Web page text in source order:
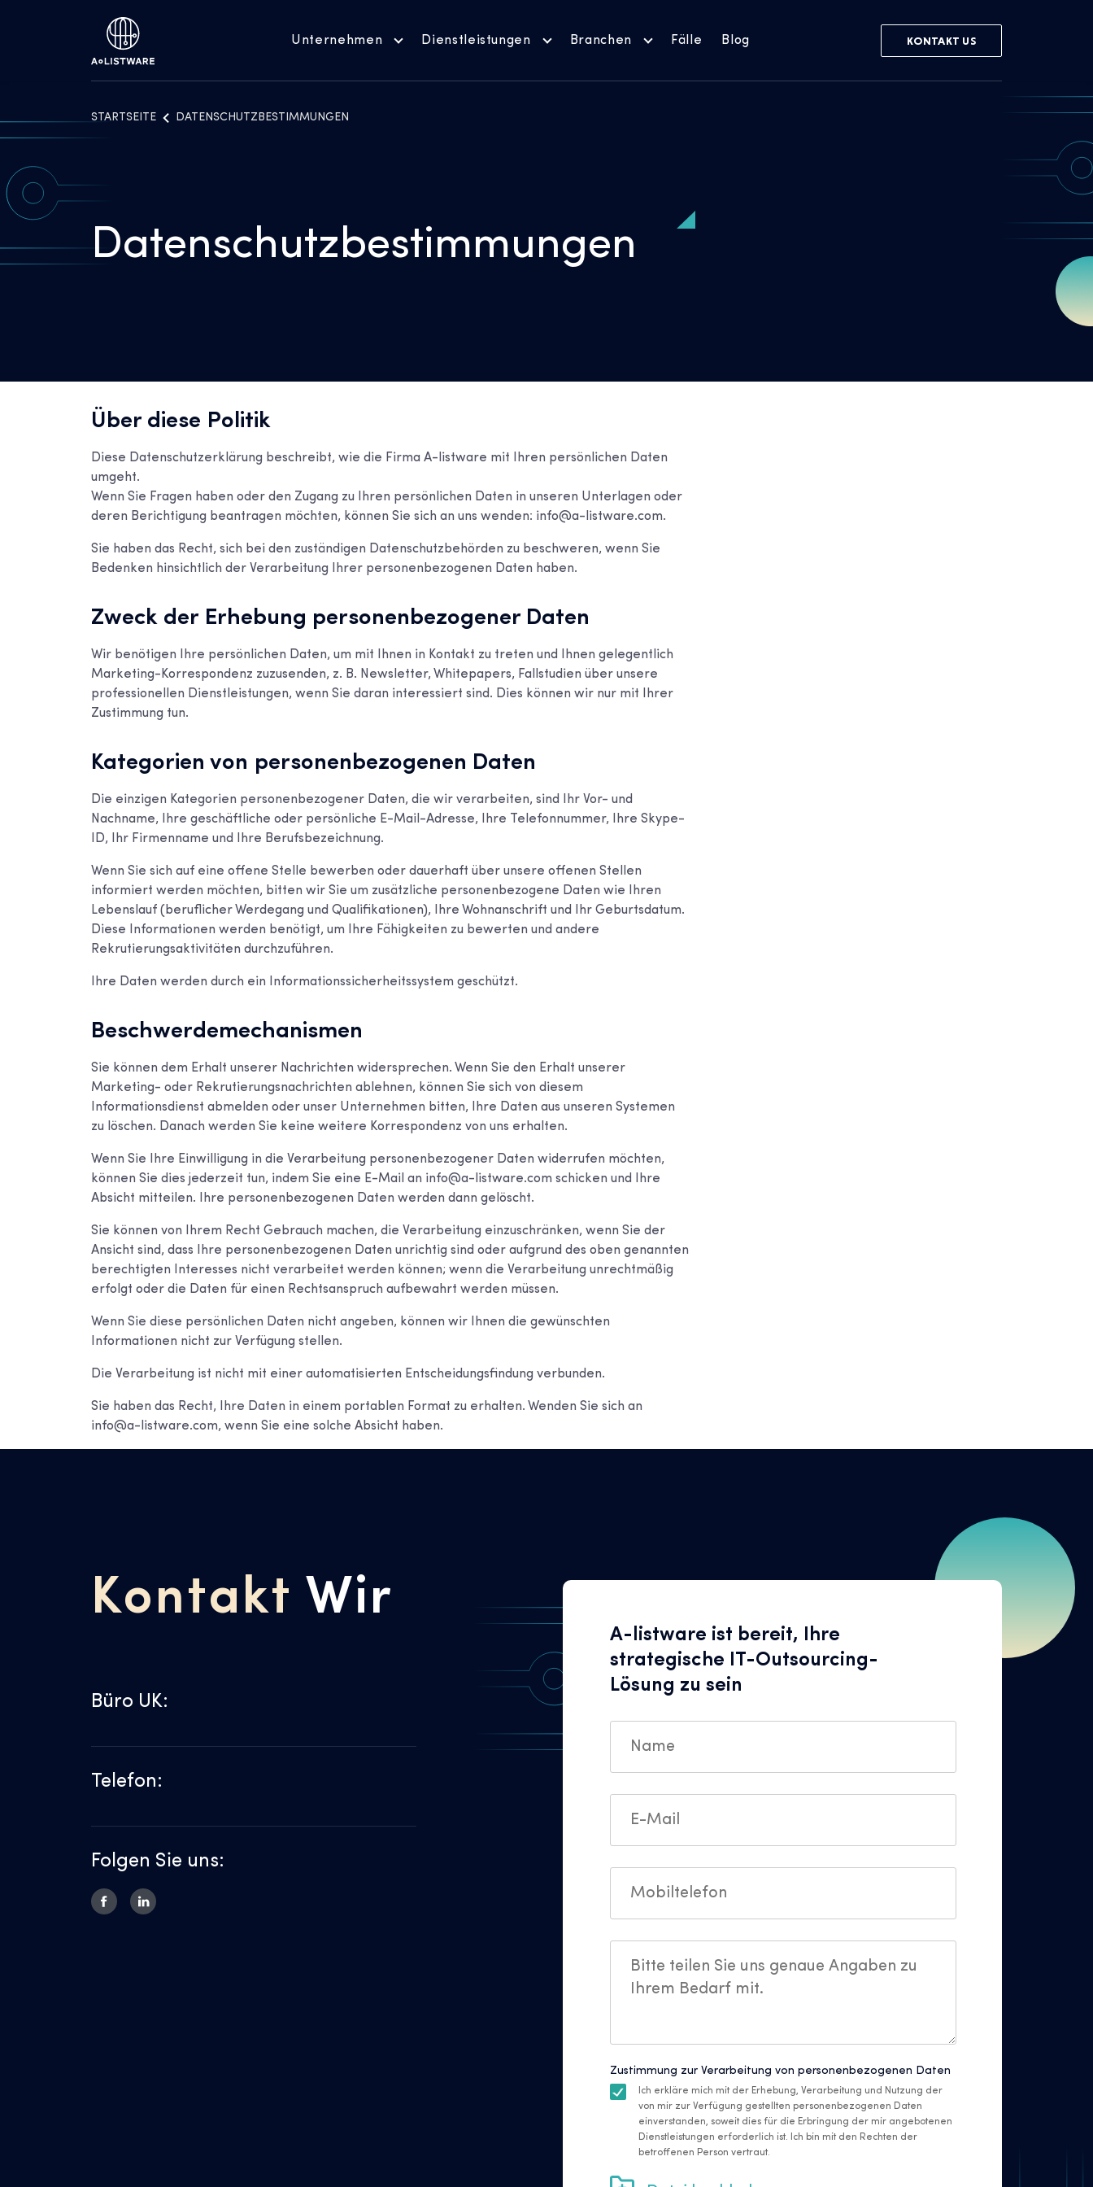
Unternehmen Dienstleistungen Branchen Fälle Blog KONTAKT US
STARTSEITE DATENSCHUTZBESTIMMUNGEN
Datenschutzbestimmungen
Über diese Politik
Diese Datenschutzerklärung beschreibt, wie die Firma A-listware mit Ihren persönlichen Daten
umgeht.
Wenn Sie Fragen haben oder den Zugang zu Ihren persönlichen Daten in unseren Unterlagen oder
deren Berichtigung beantragen möchten, können Sie sich an uns wenden: info@a-listware.com.
Sie haben das Recht, sich bei den zuständigen Datenschutzbehörden zu beschweren, wenn Sie
Bedenken hinsichtlich der Verarbeitung Ihrer personenbezogenen Daten haben.
Zweck der Erhebung personenbezogener Daten
Wir benötigen Ihre persönlichen Daten, um mit Ihnen in Kontakt zu treten und Ihnen gelegentlich
Marketing-Korrespondenz zuzusenden, z. B. Newsletter, Whitepapers, Fallstudien über unsere
professionellen Dienstleistungen, wenn Sie daran interessiert sind. Dies können wir nur mit Ihrer
Zustimmung tun.
Kategorien von personenbezogenen Daten
Die einzigen Kategorien personenbezogener Daten, die wir verarbeiten, sind Ihr Vor- und
Nachname, Ihre geschäftliche oder persönliche E-Mail-Adresse, Ihre Telefonnummer, Ihre Skype-
ID, Ihr Firmenname und Ihre Berufsbezeichnung.
Wenn Sie sich auf eine offene Stelle bewerben oder dauerhaft über unsere offenen Stellen
informiert werden möchten, bitten wir Sie um zusätzliche personenbezogene Daten wie Ihren
Lebenslauf (beruflicher Werdegang und Qualifikationen), Ihre Wohnanschrift und Ihr Geburtsdatum.
Diese Informationen werden benötigt, um Ihre Fähigkeiten zu bewerten und andere
Rekrutierungsaktivitäten durchzuführen.
Ihre Daten werden durch ein Informationssicherheitssystem geschützt.
Beschwerdemechanismen
Sie können dem Erhalt unserer Nachrichten widersprechen. Wenn Sie den Erhalt unserer
Marketing- oder Rekrutierungsnachrichten ablehnen, können Sie sich von diesem
Informationsdienst abmelden oder unser Unternehmen bitten, Ihre Daten aus unseren Systemen
zu löschen. Danach werden Sie keine weitere Korrespondenz von uns erhalten.
Wenn Sie Ihre Einwilligung in die Verarbeitung personenbezogener Daten widerrufen möchten,
können Sie dies jederzeit tun, indem Sie eine E-Mail an info@a-listware.com schicken und Ihre
Absicht mitteilen. Ihre personenbezogenen Daten werden dann gelöscht.
Sie können von Ihrem Recht Gebrauch machen, die Verarbeitung einzuschränken, wenn Sie der
Ansicht sind, dass Ihre personenbezogenen Daten unrichtig sind oder aufgrund des oben genannten
berechtigten Interesses nicht verarbeitet werden können; wenn die Verarbeitung unrechtmäßig
erfolgt oder die Daten für einen Rechtsanspruch aufbewahrt werden müssen.
Wenn Sie diese persönlichen Daten nicht angeben, können wir Ihnen die gewünschten
Informationen nicht zur Verfügung stellen.
Die Verarbeitung ist nicht mit einer automatisierten Entscheidungsfindung verbunden.
Sie haben das Recht, Ihre Daten in einem portablen Format zu erhalten. Wenden Sie sich an
info@a-listware.com, wenn Sie eine solche Absicht haben.
Kontakt Wir
Büro UK:
Telefon:
Folgen Sie uns:
A-listware ist bereit, Ihre
strategische IT-Outsourcing-
Lösung zu sein
Zustimmung zur Verarbeitung von personenbezogenen Daten
Ich erkläre mich mit der Erhebung, Verarbeitung und Nutzung der
von mir zur Verfügung gestellten personenbezogenen Daten
einverstanden, soweit dies für die Erbringung der mir angebotenen
Dienstleistungen erforderlich ist. Ich bin mit den Rechten der
betroffenen Person vertraut.